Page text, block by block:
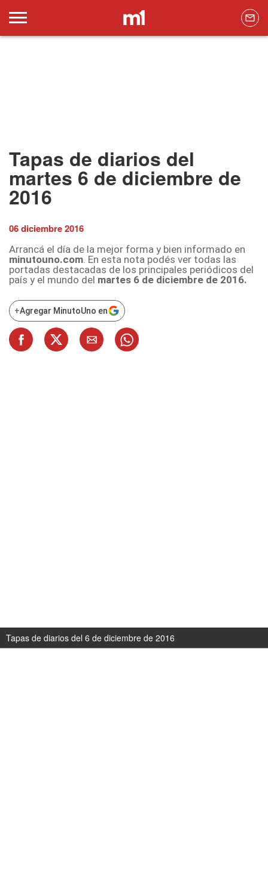
Tapas de diarios del
martes 6 de diciembre de
2016
06 diciembre 2016
Arrancá el día de la mejor forma y bien informado en
minutouno.com. En esta nota podés ver todas las
portadas destacadas de los principales periódicos del
país y el mundo del martes 6 de diciembre de 2016.
+Agregar MinutoUno en
Tapas de diarios del 6 de diciembre de 2016